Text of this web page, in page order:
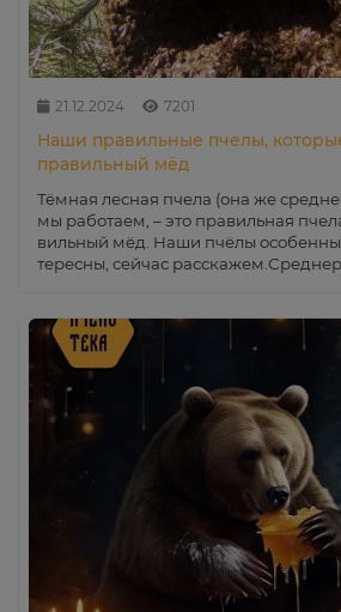
21.12.2024 7201
Наши правильные пчелы,
правильный мёд
Тёмная лесная пчела (она же
мы работаем, – это правильная
вильный мёд. Наши пчёлы
тересны, сейчас